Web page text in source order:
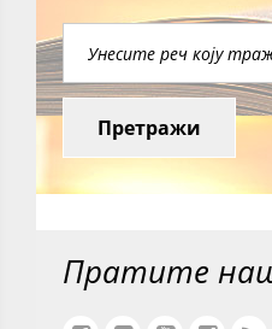
Претражи
Пратите